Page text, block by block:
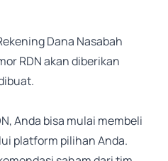
Dana Nasabah
RDN akan diberikan
Anda bisa mulai membeli
platform pilihan Anda.